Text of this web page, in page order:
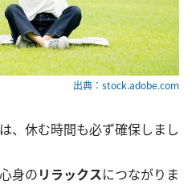
出典：stock.adobe.com
、休む時間も必ず確保しまし
身のリラックスにつながりま